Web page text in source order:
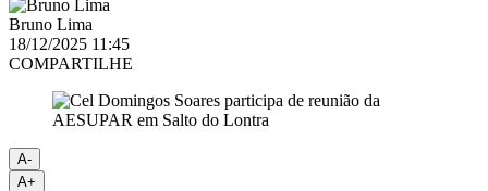
Bruno Lima
18/12/2025 11:45
COMPARTILHE
A-
A+